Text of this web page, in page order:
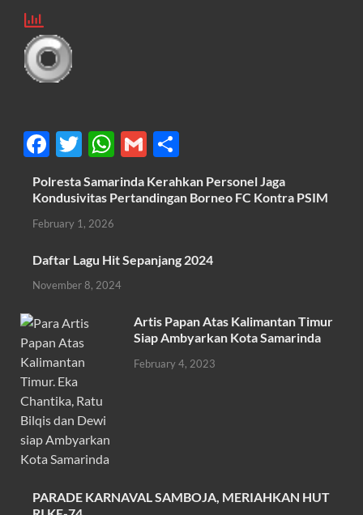
F
ac
e
b
o
k
T
w
itt
er
W
h
at
p
p
G
m
ail
h
ar
Polresta Samarinda Kerahkan Personel Jaga
Kondusivitas Pertandingan Borneo FC Kontra PSIM
February 1, 2026
Daftar Lagu Hit Sepanjang 2024
November 8, 2024
Artis Papan Atas Kalimantan Timur
Siap Ambyarkan Kota Samarinda
February 4, 2023
PARADE KARNAVAL SAMBOJA, MERIAHKAN HUT